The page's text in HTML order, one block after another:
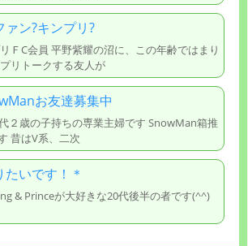
ァン?キンプリ?
ＦC会員 平野紫耀の沼に、この年齢ではまり
リトークする友人が
お友達募集中
２歳の子持ちの専業主婦です SnowMan箱推
昔はV系、二次
いです！＊
& Princeが大好きな20代後半の者です(^^)